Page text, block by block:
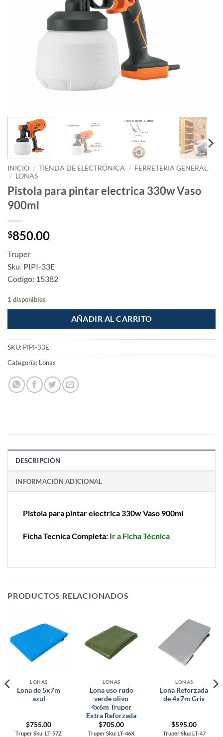
INICIO / TIENDA DE ELECTRÓNICA / FERRETERIA GENERAL
/ LONAS
Pistola para pintar electrica 330w Vaso
900ml
$850.00
Truper
Sku: PIPI-33E
Codigo: 15382
1 disponibles
AÑADIR AL CARRITO
SKU: PIPI-33E
Categoría: Lonas
DESCRIPCIÓN
INFORMACIÓN ADICIONAL
Pistola para pintar electrica 330w Vaso 900ml
Ficha Tecnica Completa: Ir a Ficha Técnica
PRODUCTOS RELACIONADOS
LONAS
Lona de 5x7m
azul
$755.00
Truper Sku: LT-57Z
LONAS
Lona uso rudo
verde olivo
4x6m Truper
Extra Reforzada
$705.00
Truper Sku: LT-46X
LONAS
Lona Reforzada
de 4x7m Gris
$595.00
Truper Sku: LT-47